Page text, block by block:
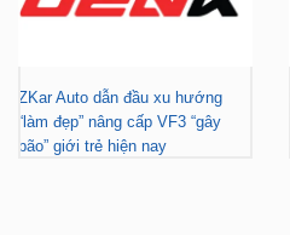
ZKar Auto dẫn đầu xu hướng
“làm đẹp” nâng cấp VF3 “gây
bão” giới trẻ hiện nay